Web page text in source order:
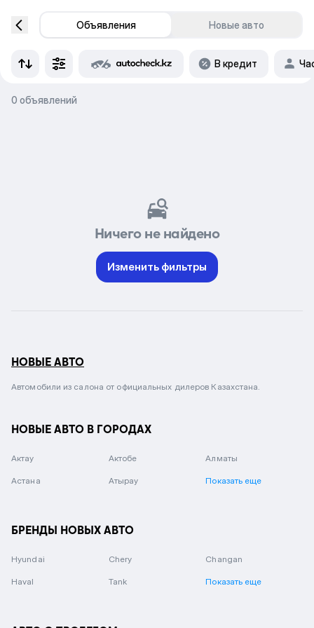
Объявления Новые авто
В кредит
0 объявлений
Ничего не найдено
Изменить фильтры
НОВЫЕ АВТО
Автомобили из салона от официальных дилеров Казахстана.
НОВЫЕ АВТО В ГОРОДАХ
Актау Актобе Алматы
Астана Атырау Показать еще
БРЕНДЫ НОВЫХ АВТО
Hyundai Chery Changan
Haval Tank Показать еще